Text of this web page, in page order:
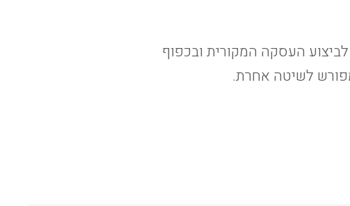
העסקה המקורית ובכפוף
לשיטה אחרת.